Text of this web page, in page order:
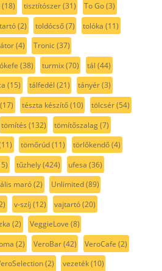
(18) tisztítószer(31) To Go(3)
(2) toldócső(7) tolóka (11)
(4) Tronic(37)
(38) turmix(70) tál (44)
(15) tálfedél (21) tányér(3)
(17) tészta készítő(10) tölcsér(54)
tömítés (132) tömítőszalag(7)
tömőrúd(11) törlőkendő(4)
tűzhely(424) ufesa (36)
maró(2) Unlimited(89)
v-szíj (12) vajtartó(20)
(2) VeggieLove (8)
(2) VeroBar(42) VeroCafe (2)
(2) vezeték(10)